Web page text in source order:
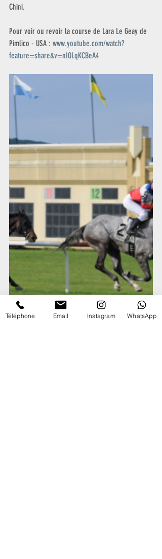
Chini.
Pour voir ou revoir la course de Lara Le Geay de
Pimlico - USA : www.youtube.com/watch?
feature=share&v=nIOLqKCBeA4
Téléphone Email Instagram WhatsApp